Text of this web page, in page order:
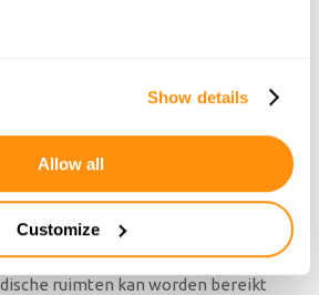
Show details
Allow all
Customize
aan het SCIOS schema en
VEILIGHEIDSINSPECTIE VAN
ruimten kan worden bereikt